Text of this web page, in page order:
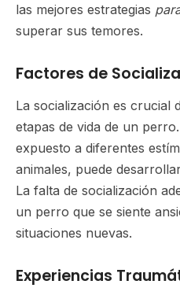
las mejores estrategias
superar sus temores.
Factores de
La socialización es crucial
etapas de vida de un
expuesto a diferentes
animales, puede
La falta de socialización
un perro que se siente
situaciones nuevas.
Experiencias